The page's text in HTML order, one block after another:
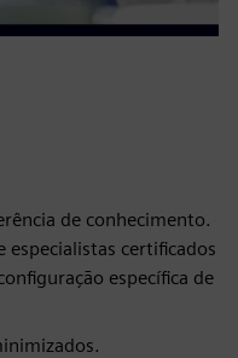
de conhecimento.
especialistas certificados
específica de